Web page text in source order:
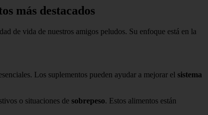
más destacados
de vida de nuestros amigos peludos. Su enfoque está en la
Los suplementos pueden ayudar a mejorar el sistema
o situaciones de sobrepeso. Estos alimentos están